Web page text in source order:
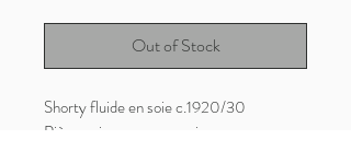
Out of Stock
Shorty fluide en soie c.1920/30
Pièce unique cousue main